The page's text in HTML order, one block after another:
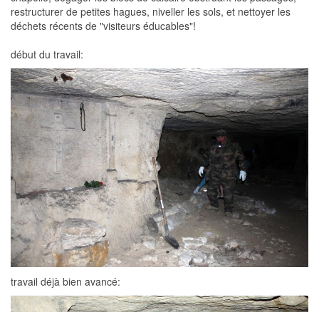
restructurer de petites hagues, niveller les sols, et nettoyer les
déchets récents de "visiteurs éducables"!
début du travail:
travail déjà bien avancé: